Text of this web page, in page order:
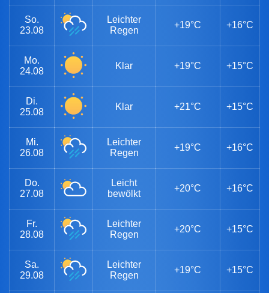
So.
23.08
Leichter
Regen
+19°C +16°C
Mo.
24.08
Klar +19°C +15°C
Di.
25.08
Klar +21°C +15°C
Mi.
26.08
Leichter
Regen
+19°C +16°C
Do.
27.08
Leicht
bewölkt
+20°C +16°C
Fr.
28.08
Leichter
Regen
+20°C +15°C
Sa.
29.08
Leichter
Regen
+19°C +15°C